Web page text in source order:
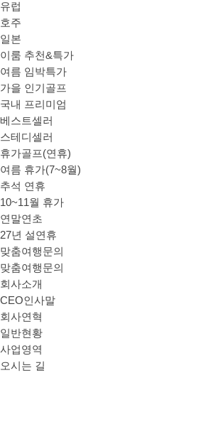
유럽
호주
일본
이룸 추천&특가
여름 임박특가
가을 인기골프
국내 프리미엄
베스트셀러
스테디셀러
휴가골프(연휴)
여름 휴가(7~8월)
추석 연휴
10~11월 휴가
연말연초
27년 설연휴
맞춤여행문의
맞춤여행문의
회사소개
CEO인사말
회사연혁
일반현황
사업영역
오시는 길